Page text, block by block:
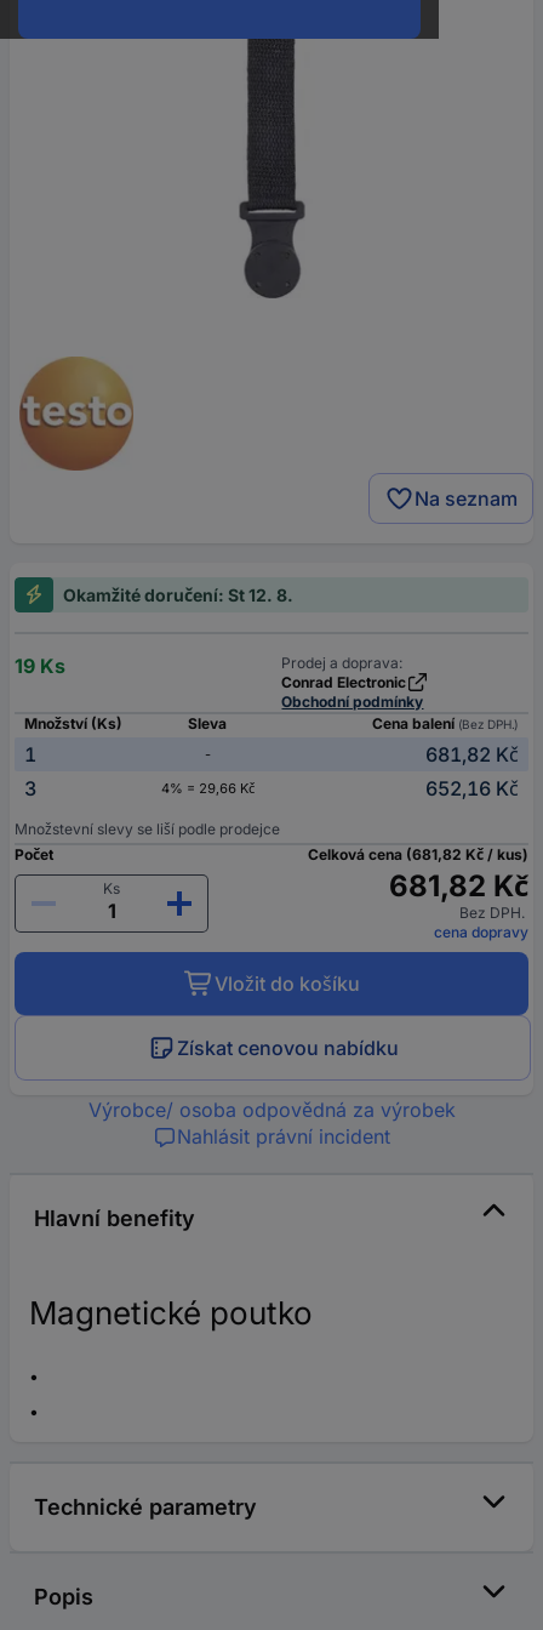
Na seznam
Okamžité doručení: St 12. 8.
19 Ks
Prodej a doprava:
Conrad Electronic
Obchodní podmínky
Množství (Ks)
Sleva Cena balení (Bez DPH.)
1 -
681,82 Kč
3
4% = 29,66 Kč 652,16 Kč
Množstevní slevy se liší podle prodejce
Počet
Ks
Celková cena (681,82 Kč / kus)
681,82 Kč
Bez DPH.
cena dopravy
Vložit do košíku
Získat cenovou nabídku
Výrobce/ osoba odpovědná za výrobek
Nahlásit právní incident
Hlavní benefity
Magnetické poutko
Technické parametry
Popis